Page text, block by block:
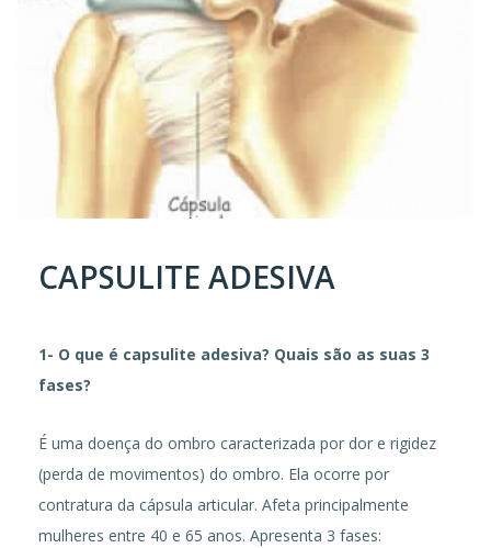
CAPSULITE ADESIVA
1- O que é capsulite adesiva? Quais são as suas 3
fases?
É uma doença do ombro caracterizada por dor e rigidez
(perda de movimentos) do ombro. Ela ocorre por
contratura da cápsula articular. Afeta principalmente
mulheres entre 40 e 65 anos. Apresenta 3 fases: